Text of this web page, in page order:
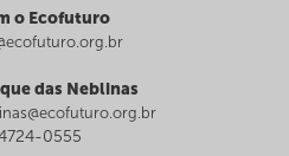
o Ecofuturo
das Neblinas
0555